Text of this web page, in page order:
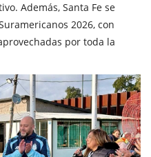
Además, Santa Fe se
2026, con
por toda la